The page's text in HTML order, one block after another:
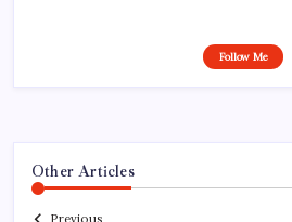
Follow Me
Other Articles